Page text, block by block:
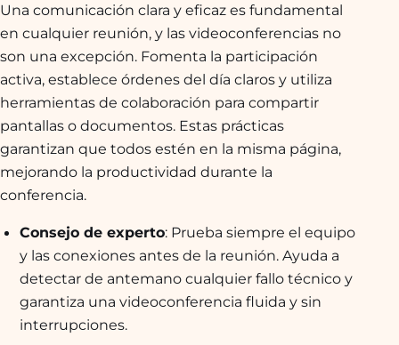
Una comunicación clara y eficaz es fundamental
en cualquier reunión, y las videoconferencias no
son una excepción. Fomenta la participación
activa, establece órdenes del día claros y utiliza
herramientas de colaboración para compartir
pantallas o documentos. Estas prácticas
garantizan que todos estén en la misma página,
mejorando la productividad durante la
conferencia.
Consejo de experto: Prueba siempre el equipo
y las conexiones antes de la reunión. Ayuda a
detectar de antemano cualquier fallo técnico y
garantiza una videoconferencia fluida y sin
interrupciones.